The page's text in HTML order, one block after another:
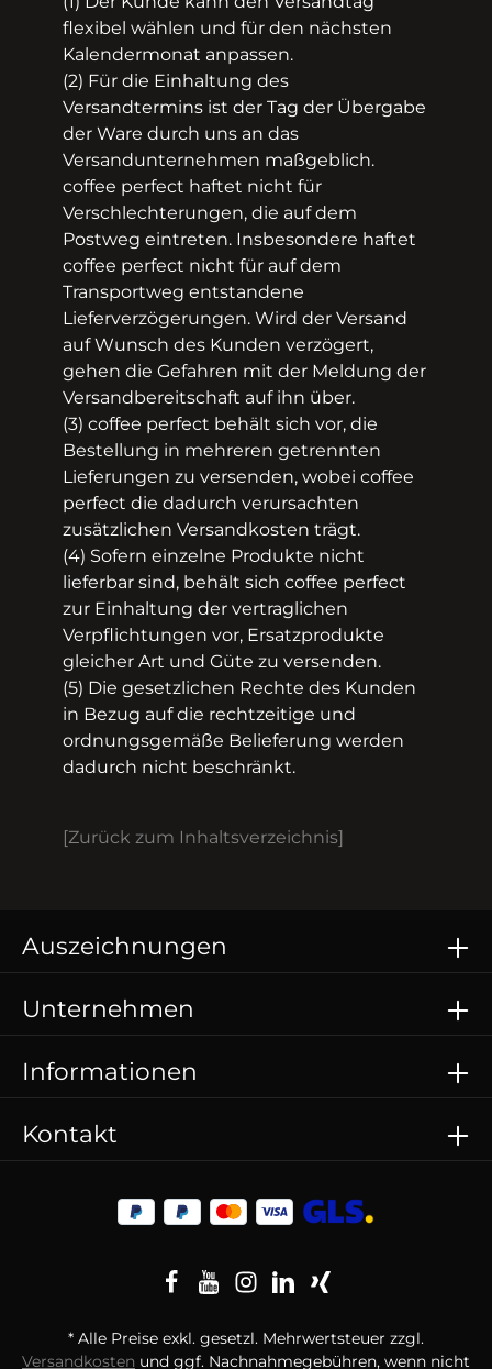
flexibel wählen und für den nächsten
Kalendermonat anpassen.
(2) Für die Einhaltung des
Versandtermins ist der Tag der Übergabe
der Ware durch uns an das
Versandunternehmen maßgeblich.
coffee perfect haftet nicht für
Verschlechterungen, die auf dem
Postweg eintreten. Insbesondere haftet
coffee perfect nicht für auf dem
Transportweg entstandene
Lieferverzögerungen. Wird der Versand
auf Wunsch des Kunden verzögert,
gehen die Gefahren mit der Meldung der
Versandbereitschaft auf ihn über.
(3) coffee perfect behält sich vor, die
Bestellung in mehreren getrennten
Lieferungen zu versenden, wobei coffee
perfect die dadurch verursachten
zusätzlichen Versandkosten trägt.
(4) Sofern einzelne Produkte nicht
lieferbar sind, behält sich coffee perfect
zur Einhaltung der vertraglichen
Verpflichtungen vor, Ersatzprodukte
gleicher Art und Güte zu versenden.
(5) Die gesetzlichen Rechte des Kunden
in Bezug auf die rechtzeitige und
ordnungsgemäße Belieferung werden
dadurch nicht beschränkt.
[Zurück zum Inhaltsverzeichnis]
Auszeichnungen
Kontakt
Unternehmen
Informationen
* Alle Preise exkl. gesetzl. Mehrwertsteuer zzgl.
Versandkosten und ggf. Nachnahmegebühren, wenn nicht